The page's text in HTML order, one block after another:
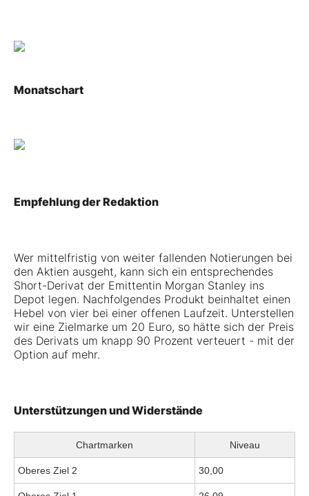
Monatschart
Empfehlung der Redaktion
Wer mittelfristig von weiter fallenden Notierungen bei
den Aktien ausgeht, kann sich ein entsprechendes
Short-Derivat der Emittentin Morgan Stanley ins
Depot legen. Nachfolgendes Produkt beinhaltet einen
Hebel von vier bei einer offenen Laufzeit. Unterstellen
wir eine Zielmarke um 20 Euro, so hätte sich der Preis
des Derivats um knapp 90 Prozent verteuert - mit der
Option auf mehr.
Unterstützungen und Widerstände
Chartmarken Niveau
Oberes Ziel 2 30,00